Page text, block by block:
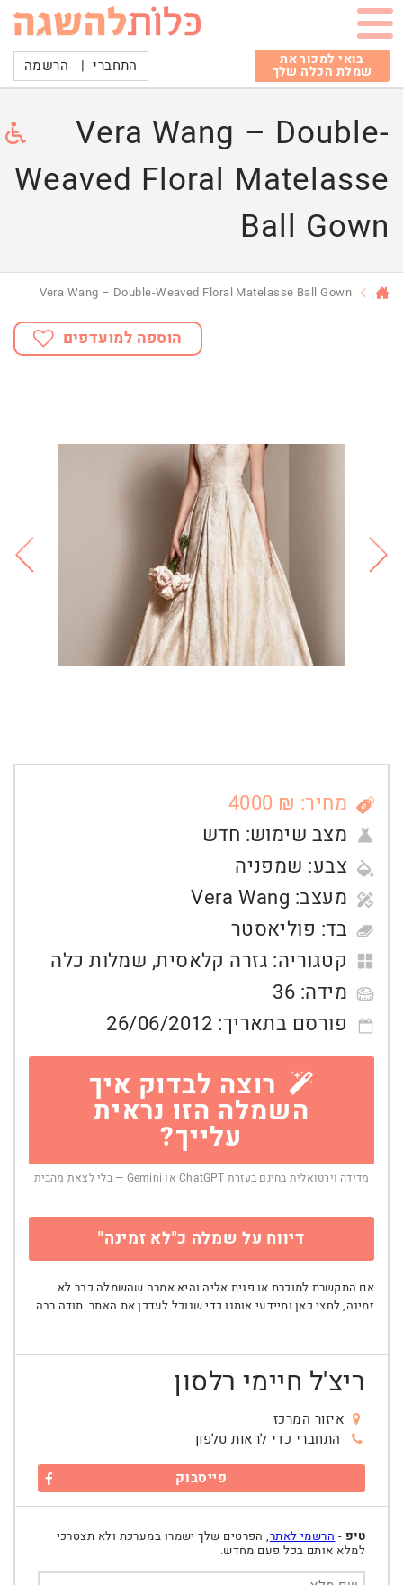
בואי למכור את
שמלת הכלה שלך התחברי | הרשמה
Vera Wang – Double-
Weaved Floral Matelasse
Ball Gown
Vera Wang – Double-Weaved Floral Matelasse Ball Gown
הוספה למועדפים
מחיר: ₪ 4000
מצב שימוש: חדש
צבע: שמפניה
מעצב: Vera Wang
בד: פוליאסטר
קטגוריה: גזרה קלאסית, שמלות כלה
מידה: 36
פורסם בתאריך: 26/06/2012
רוצה לבדוק איך
השמלה הזו נראית
עלייך?
מדידה וירטואלית בחינם בעזרת ChatGPT או Gemini — בלי לצאת מהבית
דיווח על שמלה כ"לא זמינה"
אם התקשרת למוכרת או פנית אליה והיא אמרה שהשמלה כבר לא
זמינה, לחצי כאן ותיידעי אותנו כדי שנוכל לעדכן את האתר. תודה רבה
ריצ'ל חיימי רלסון
איזור המרכז
התחברי כדי לראות טלפון
פייסבוק
טיפ - הרשמי לאתר, הפרטים שלך ישמרו במערכת ולא תצטרכי
למלא אותם בכל פעם מחדש.